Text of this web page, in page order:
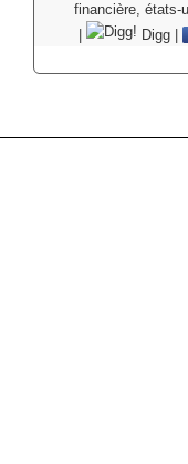
financière, états-
Digg